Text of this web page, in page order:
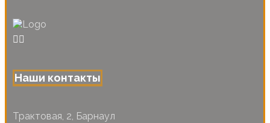
Наши контакты
Трактовая, 2, Барнаул